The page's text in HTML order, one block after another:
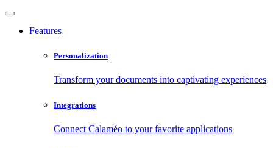
Features
Personalization
Transform your documents into captivating experiences
Integrations
Connect Calaméo to your favorite applications